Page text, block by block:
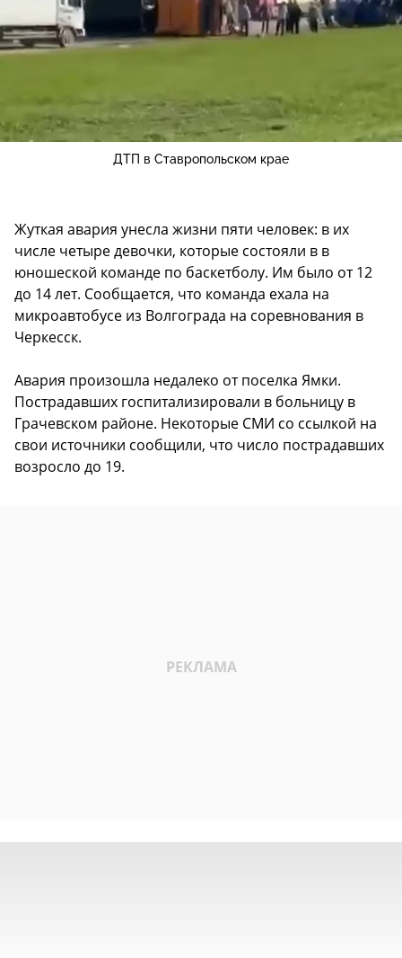
ДТП в Ставропольском крае
Жуткая авария унесла жизни пяти человек: в их
числе четыре девочки, которые состояли в в
юношеской команде по баскетболу. Им было от 12
до 14 лет. Сообщается, что команда ехала на
микроавтобусе из Волгограда на соревнования в
Черкесск.
Авария произошла недалеко от поселка Ямки.
Пострадавших госпитализировали в больницу в
Грачевском районе. Некоторые СМИ со ссылкой на
свои источники сообщили, что число пострадавших
возросло до 19.